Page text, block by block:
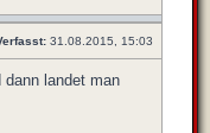
31.08.2015, 15:03
landet man